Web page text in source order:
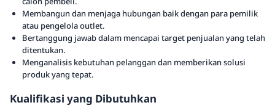
Membangun dan menjaga hubungan baik dengan para pemilik
atau pengelola outlet.
Bertanggung jawab dalam mencapai target penjualan yang telah
ditentukan.
Menganalisis kebutuhan pelanggan dan memberikan solusi
produk yang tepat.
Kualifikasi yang Dibutuhkan